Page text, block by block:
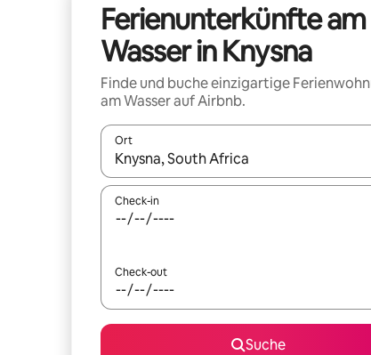
Ferienunterkünfte am
Wasser in Knysna
Finde und buche einzigartige
am Wasser auf Airbnb.
Ort
Wenn Ergebnisse verfügbar sind, navigiere
Check-in
Check-out
Suche